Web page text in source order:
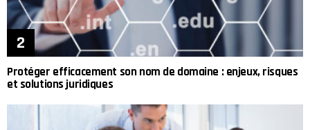
Protéger efficacement son nom de domaine : enjeux, risques
et solutions juridiques